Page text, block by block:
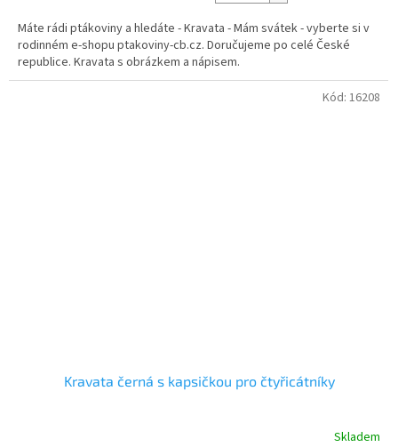
Máte rádi ptákoviny a hledáte - Kravata - Mám svátek - vyberte si v
rodinném e-shopu ptakoviny-cb.cz. Doručujeme po celé České
republice. Kravata s obrázkem a nápisem.
Kravata černá s kapsičkou pro čtyřicátníky
Skladem
Kód: 16208